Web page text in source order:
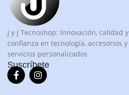
J y J Tecnoshop: Innovación, calidad y
confianza en tecnología, accesorios y
servicios personalizados
Suscríbete